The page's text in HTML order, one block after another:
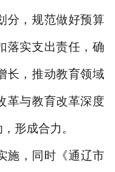
分，规范做好预算
落实支出责任，确
长，推动教育领域
革与教育改革深度
形成合力。
施，同时《通辽市